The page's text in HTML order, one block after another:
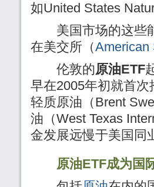
如United States
美国市场的这些能
在美交所（American
伦敦的原油ETF
早在2005年初就首
轻质原油（Brent
油（West Texas
金发展远慢于美国同
原油ETF成为国